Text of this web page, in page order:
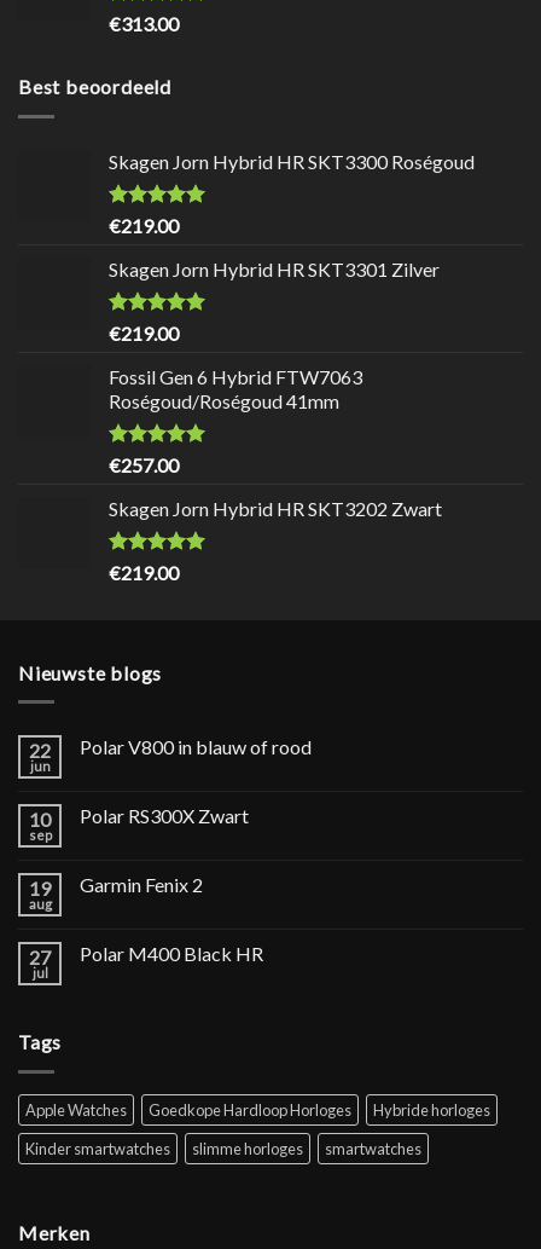
Waardering
€313.00
Best beoordeeld
Skagen Jorn Hybrid HR SKT3300 Roségoud
Waardering
€219.00
Skagen Jorn Hybrid HR SKT3301 Zilver
Waardering
€219.00
Fossil Gen 6 Hybrid FTW7063
Roségoud/Roségoud 41mm
Waardering
€257.00
Skagen Jorn Hybrid HR SKT3202 Zwart
Waardering
€219.00
Nieuwste blogs
22
jun
Polar V800 in blauw of rood
10
sep
Polar RS300X Zwart
19
aug
Garmin Fenix 2
27
jul
Polar M400 Black HR
Tags
Apple Watches Goedkope Hardloop Horloges
Hybride horloges
Kinder smartwatches
slimme horloges smartwatches
Merken